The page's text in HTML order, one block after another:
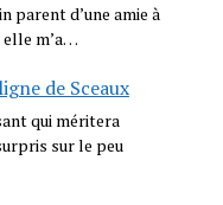
parent d’une amie à
elle m’a…
de Sceaux
qui méritera
sur le peu